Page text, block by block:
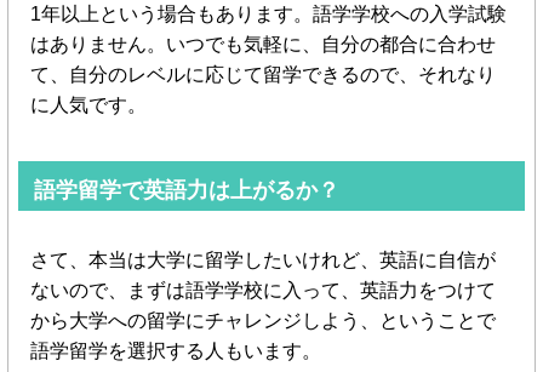
1年以上という場合もあります。語学学校への入学試験
はありません。いつでも気軽に、自分の都合に合わせ
て、自分のレベルに応じて留学できるので、それなり
に人気です。
語学留学で英語力は上がるか？
さて、本当は大学に留学したいけれど、英語に自信が
ないので、まずは語学学校に入って、英語力をつけて
から大学への留学にチャレンジしよう、ということで
語学留学を選択する人もいます。